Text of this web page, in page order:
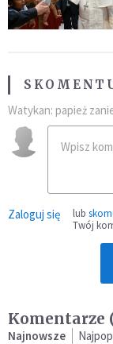
Watykan: papież
Zaloguj się lub
Twój
Komentarze
Najnowsze